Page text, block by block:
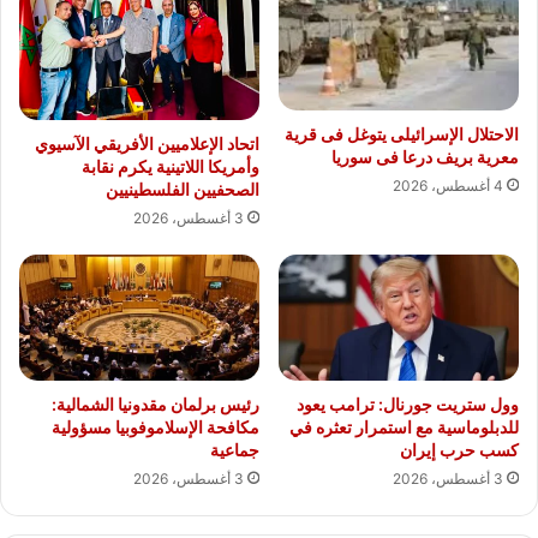
الاحتلال الإسرائيلى يتوغل فى قرية
معرية بريف درعا فى سوريا
4 أغسطس، 2026
اتحاد الإعلاميين الأفريقي الآسيوي
وأمريكا اللاتينية يكرم نقابة
الصحفيين الفلسطينيين
3 أغسطس، 2026
وول ستريت جورنال: ترامب يعود
للدبلوماسية مع استمرار تعثره في
كسب حرب إيران
3 أغسطس، 2026
رئيس برلمان مقدونيا الشمالية:
مكافحة الإسلاموفوبيا مسؤولية
جماعية
3 أغسطس، 2026